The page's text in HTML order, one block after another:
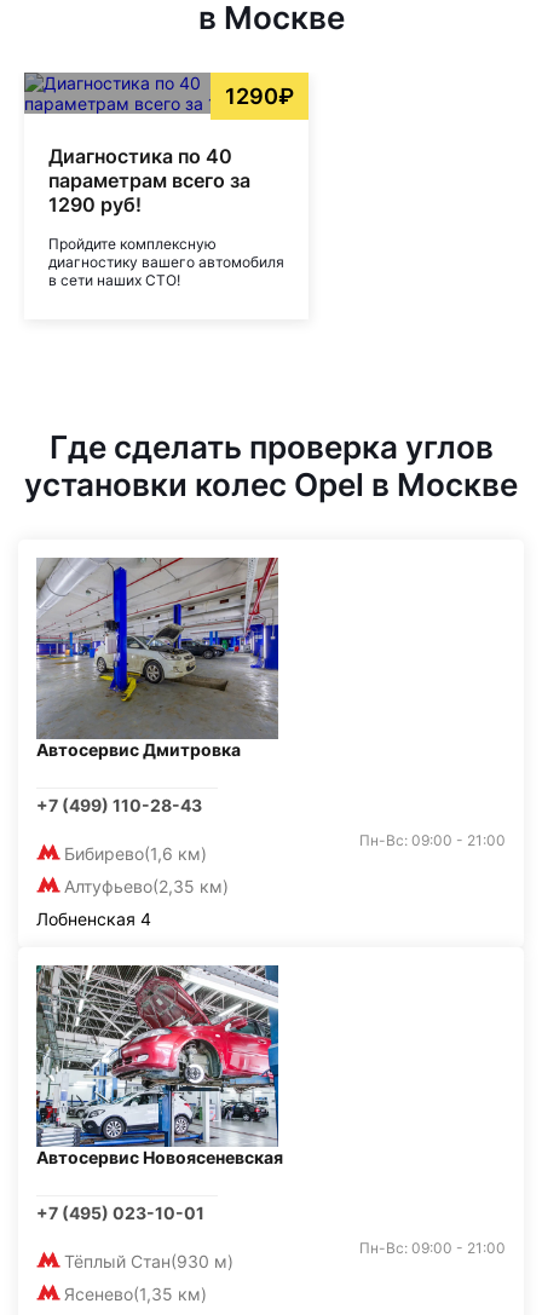
в Москве
1290₽
Диагностика по 40
параметрам всего за
1290 руб!
Пройдите комплексную
диагностику вашего автомобиля
в сети наших СТО!
Где сделать проверка углов
установки колес Opel в Москве
Автосервис Дмитровка
+7 (499) 110-28-43
Бибирево(1,6 км)
Алтуфьево(2,35 км)
Пн-Вс: 09:00 - 21:00
Лобненская 4
Автосервис Новоясеневская
+7 (495) 023-10-01
Тёплый Стан(930 м)
Ясенево(1,35 км)
Пн-Вс: 09:00 - 21:00